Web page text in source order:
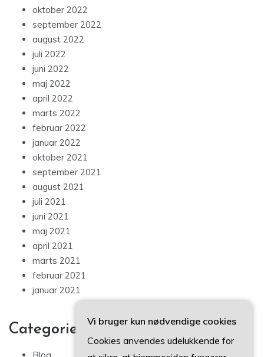
oktober 2022
september 2022
august 2022
juli 2022
juni 2022
maj 2022
april 2022
marts 2022
februar 2022
januar 2022
oktober 2021
september 2021
august 2021
juli 2021
juni 2021
maj 2021
april 2021
marts 2021
februar 2021
januar 2021
Categories
Vi bruger kun nødvendige cookies
Cookies anvendes udelukkende for